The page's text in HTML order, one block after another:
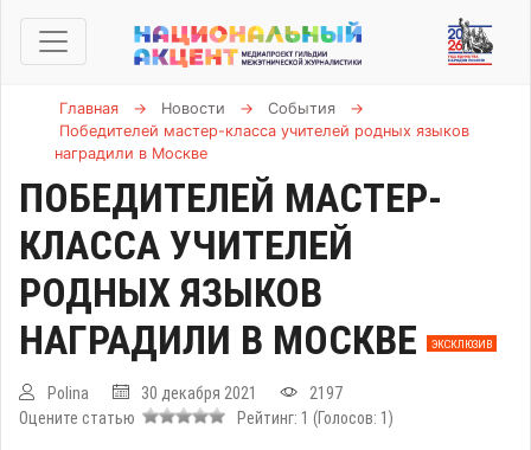
Главная → Новости → События
→
Победителей мастер-класса учителей родных языков
наградили в Москве
ПОБЕДИТЕЛЕЙ МАСТЕР-
КЛАССА УЧИТЕЛЕЙ
РОДНЫХ ЯЗЫКОВ
НАГРАДИЛИ В МОСКВЕ
ЭКСКЛЮЗИВ
Polina 30 декабря 2021
2197
Оцените статью
Рейтинг: 1 (Голосов: 1 )